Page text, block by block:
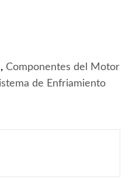
, Componentes del Motor
de Enfriamiento